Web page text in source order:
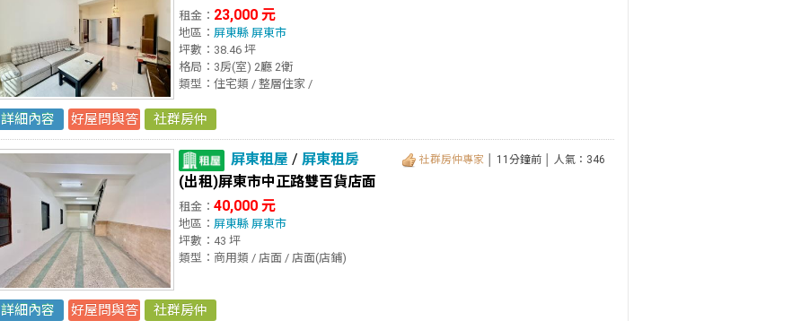
租金： 23,000 元
地區： 屏東縣 屏東市
坪數：38.46 坪
格局：3房(室) 2廳 2衛
類型：住宅類 / 整層住家 /
詳細內容 好屋問與答 社群房仲
屏東租屋 / 屏東租房 社群房仲專家 │ 11分鐘前 │ 人氣：346
(出租)屏東市中正路雙百貨店面
租金： 40,000 元
地區： 屏東縣 屏東市
坪數：43 坪
類型：商用類 / 店面 / 店面(店鋪)
詳細內容 好屋問與答 社群房仲